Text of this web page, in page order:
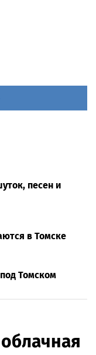
песен и
в Томске
Томском